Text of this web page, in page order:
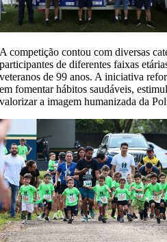
A competição contou com diversas
participantes de diferentes faixas
veteranos de 99 anos. A iniciativa
em fomentar hábitos saudáveis,
valorizar a imagem humanizada da